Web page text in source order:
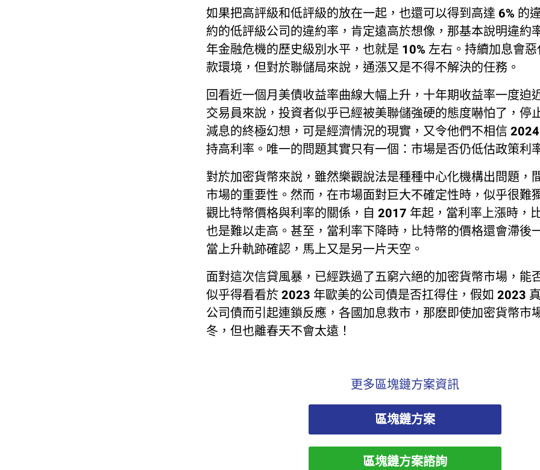
如果把高評級和低評級的放在一起，也還可以得到高達 6% 的
約的低評級公司的違約率，肯定遠高於想像，那基本說明違約
年金融危機的歷史級別水平，也就是 10% 左右。持續加息會
款環境，但對於聯儲局來說，通漲又是不得不解決的任務。
回看近一個月美債收益率曲線大幅上升，十年期收益率一度迫
交易員來說，投資者似乎已經被美聯儲強硬的態度嚇怕了，停
減息的終極幻想，可是經濟情況的現實，又令他們不相信
持高利率。唯一的問題其實只有一個：市場是否仍低估政策利
對於加密貨幣來說，雖然樂觀說法是種種中心化機構出問題，
市場的重要性。然而，在市場面對巨大不確定性時，似乎很難
觀比特幣價格與利率的關係，自 2017 年起，當利率上漲時，
也是難以走高。甚至，當利率下降時，比特幣的價格還會滯後
當上升軌跡確認，馬上又是另一片天空。
面對這次信貸風暴，已經跌過了五窮六絕的加密貨幣市場，能
似乎得看看於 2023 年歐美的公司債是否扛得住，假如 2023
公司債而引起連鎖反應，各國加息救市，那麽即使加密貨幣市
冬，但也離春天不會太遠！
更多區塊鏈方案資訊
區塊鏈方案
區塊鏈方案諮詢